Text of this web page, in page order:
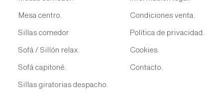
Mesa centro.
Sillas comedor
Sofá / Sillón relax.
Sofá capitoné.
Sillas giratorias despacho.
Condiciones venta.
Política de privacidad.
Cookies.
Contacto.